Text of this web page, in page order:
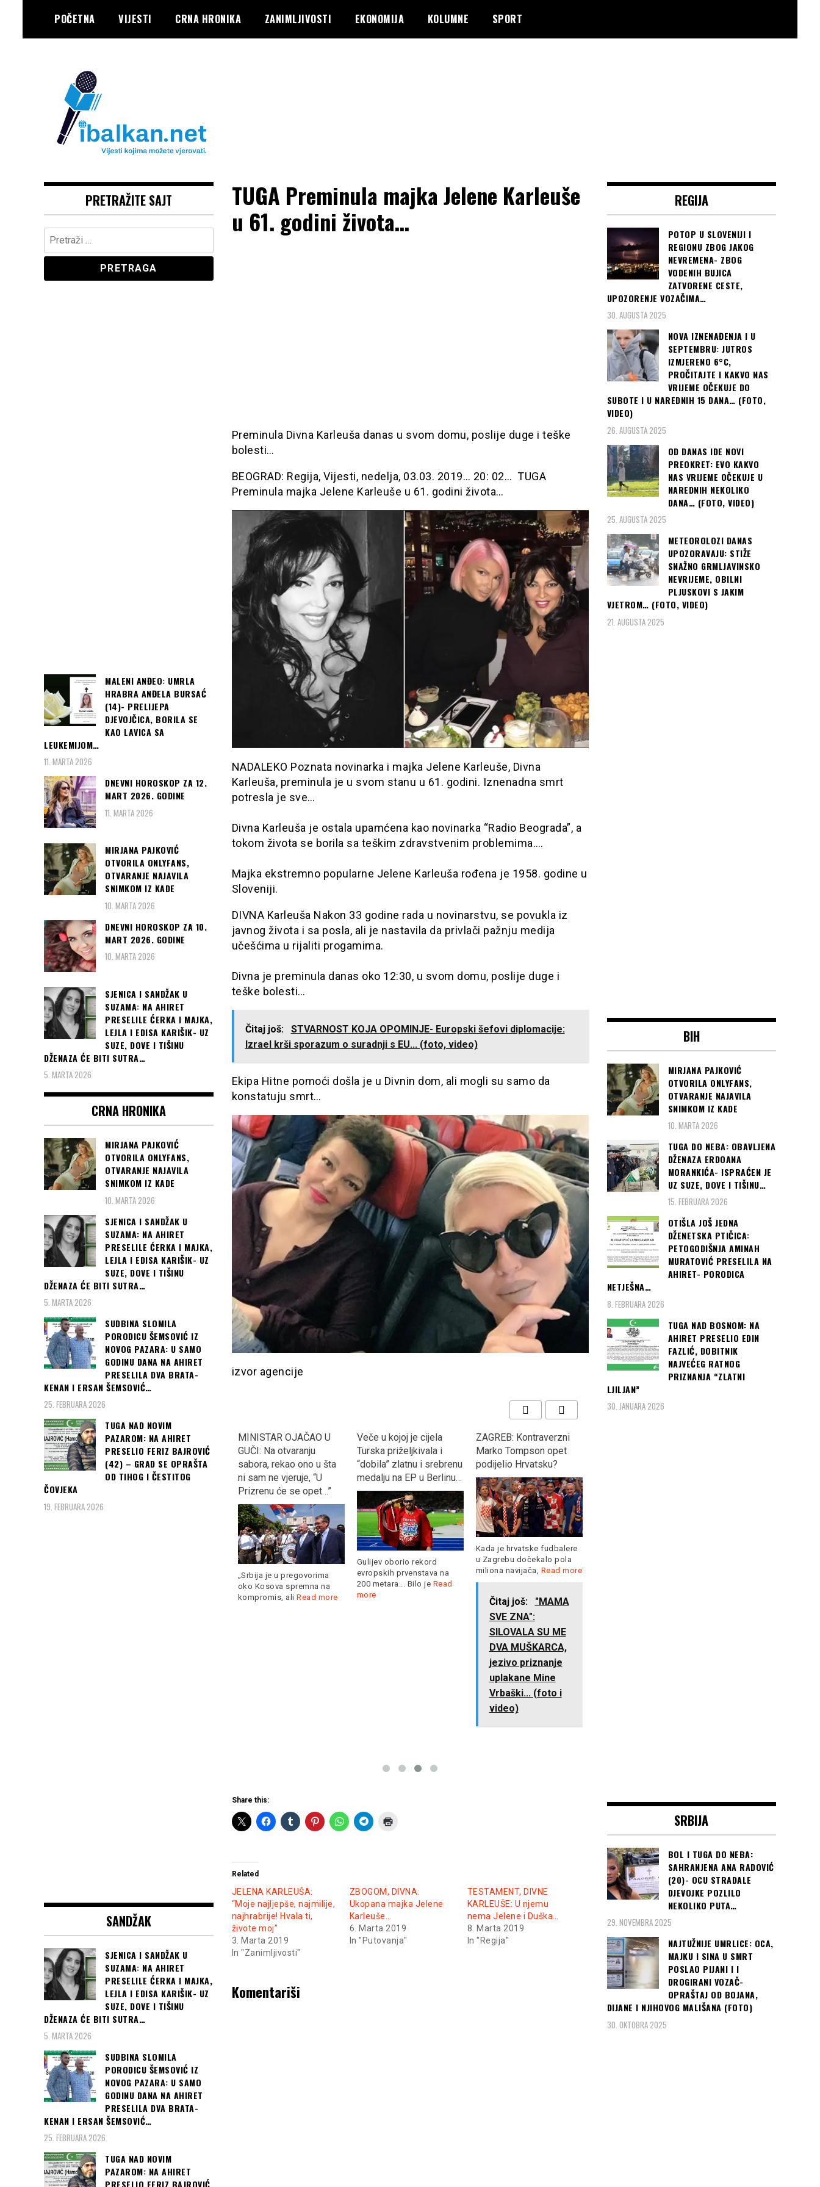
content
POČETNA VIJESTI CRNA HRONIKA ZANIMLJIVOSTI EKONOMIJA KOLUMNE SPORT
IBALKAN
TUGA Preminula majka Jelene Karleuše
u 61. godini života…
Preminula Divna Karleuša danas u svom domu, poslije duge i teške
bolesti…
BEOGRAD: Regija, Vijesti, nedelja, 03.03. 2019… 20: 02… TUGA
Preminula majka Jelene Karleuše u 61. godini života…
NADALEKO Poznata novinarka i majka Jelene Karleuše, Divna
Karleuša, preminula je u svom stanu u 61. godini. Iznenadna smrt
potresla je sve…
Divna Karleuša je ostala upamćena kao novinarka “Radio Beograda”, a
tokom života se borila sa teškim zdravstvenim problemima….
Majka ekstremno popularne Jelene Karleuša rođena je 1958. godine u
Sloveniji.
DIVNA Karleuša Nakon 33 godine rada u novinarstvu, se povukla iz
javnog života i sa posla, ali je nastavila da privlači pažnju medija
učešćima u rijaliti progamima.
Divna je preminula danas oko 12:30, u svom domu, poslije duge i
teške bolesti…
Čitaj još:
STVARNOST KOJA OPOMINJE- Europski šefovi diplomacije:
Izrael krši sporazum o suradnji s EU... (foto, video)
Ekipa Hitne pomoći došla je u Divnin dom, ali mogli su samo da
konstatuju smrt…
izvor agencije
“KOCKASTI” deklasirali
Argentinu s 3:0 i plasirali
se u osminu finala
MINISTAR OJAČAO U
GUČI: Na otvaranju
sabora, rekao ono u šta
ni sam ne vjeruje, “U
Veče u kojoj je cijela
Turska priželjkivala i
“dobila” zlatnu i srebrenu
medalju na EP u Berlinu…
Gulijev oborio rekord
evropskih prvenstava na
200 metara... Bilo jeRead
more
ZAGREB: Kontraverzni
Marko Tompson opet
podijelio Hrvatsku?
Kada je hrvatske fudbalere
u Zagrebu dočekalo pola
miliona navijača,Read more
Čitaj još:
“KOCKASTI” deklasirali
Argentinu s 3:0 i plasirali
se u osminu finala
Svjetskog prvenstva u
Rusiji
Read more
Share this:
Related
JELENA KARLEUŠA:
“Moje najljepše, najmilije,
najhrabrije! Hvala ti,
živote moj”
3. Marta 2019
In "Zanimljivosti"
ZBOGOM, DIVNA:
Ukopana majka Jelene
Karleuše…
6. Marta 2019
In "Putovanja"
TESTAMENT, DIVNE
KARLEUŠE: U njemu
nema Jelene i Duška…
8. Marta 2019
In "Regija"
Komentariši
PRETRAŽITE SAJT
Pretraga:
MALENI ANĐEO: UMRLA
HRABRA ANĐELA BURSAĆ
(14)- PRELIJEPA
DJEVOJČICA, BORILA SE
KAO LAVICA SA
LEUKEMIJOM…
11. MARTA 2026
DNEVNI HOROSKOP ZA 12.
MART 2026. GODINE
11. MARTA 2026
MIRJANA PAJKOVIĆ
OTVORILA ONLYFANS,
OTVARANJE NAJAVILA
SNIMKOM IZ KADE
10. MARTA 2026
DNEVNI HOROSKOP ZA 10.
MART 2026. GODINE
10. MARTA 2026
SJENICA I SANDŽAK U
SUZAMA: NA AHIRET
PRESELILE ĆERKA I MAJKA,
LEJLA I EDISA KARIŠIK- UZ
SUZE, DOVE I TIŠINU
DŽENAZA ĆE BITI SUTRA…
5. MARTA 2026
CRNA HRONIKA
MIRJANA PAJKOVIĆ
OTVORILA ONLYFANS,
OTVARANJE NAJAVILA
SNIMKOM IZ KADE
10. MARTA 2026
SJENICA I SANDŽAK U
SUZAMA: NA AHIRET
PRESELILE ĆERKA I MAJKA,
LEJLA I EDISA KARIŠIK- UZ
SUZE, DOVE I TIŠINU
DŽENAZA ĆE BITI SUTRA…
5. MARTA 2026
SUDBINA SLOMILA
PORODICU ŠEMSOVIĆ IZ
NOVOG PAZARA: U SAMO
GODINU DANA NA AHIRET
PRESELILA DVA BRATA-
KENAN I ERSAN ŠEMSOVIĆ…
25. FEBRUARA 2026
TUGA NAD NOVIM
PAZAROM: NA AHIRET
PRESELIO FERIZ BAJROVIĆ
(42) – GRAD SE OPRAŠTA
OD TIHOG I ČESTITOG
ČOVJEKA
19. FEBRUARA 2026
SANDŽAK
SJENICA I SANDŽAK U
SUZAMA: NA AHIRET
PRESELILE ĆERKA I MAJKA,
LEJLA I EDISA KARIŠIK- UZ
SUZE, DOVE I TIŠINU
DŽENAZA ĆE BITI SUTRA…
5. MARTA 2026
SUDBINA SLOMILA
PORODICU ŠEMSOVIĆ IZ
NOVOG PAZARA: U SAMO
GODINU DANA NA AHIRET
PRESELILA DVA BRATA-
KENAN I ERSAN ŠEMSOVIĆ…
25. FEBRUARA 2026
TUGA NAD NOVIM
PAZAROM: NA AHIRET
REGIJA
POTOP U SLOVENIJI I
REGIONU ZBOG JAKOG
NEVREMENA- ZBOG
VODENIH BUJICA
ZATVORENE CESTE,
UPOZORENJE VOZAČIMA…
30. AUGUSTA 2025
NOVA IZNENAĐENJA I U
SEPTEMBRU: JUTROS
IZMJERENO 6°C,
PROČITAJTE I KAKVO NAS
VRIJEME OČEKUJE DO
SUBOTE I U NAREDNIH 15 DANA… (FOTO,
VIDEO)
26. AUGUSTA 2025
OD DANAS IDE NOVI
PREOKRET: EVO KAKVO
NAS VRIJEME OČEKUJE U
NAREDNIH NEKOLIKO
DANA… (FOTO, VIDEO)
25. AUGUSTA 2025
METEOROLOZI DANAS
UPOZORAVAJU: STIŽE
SNAŽNO GRMLJAVINSKO
NEVRIJEME, OBILNI
PLJUSKOVI S JAKIM
VJETROM… (FOTO, VIDEO)
21. AUGUSTA 2025
BIH
MIRJANA PAJKOVIĆ
OTVORILA ONLYFANS,
OTVARANJE NAJAVILA
SNIMKOM IZ KADE
10. MARTA 2026
TUGA DO NEBA: OBAVLJENA
DŽENAZA ERDOANA
MORANKIĆA- ISPRAĆEN JE
UZ SUZE, DOVE I TIŠINU…
15. FEBRUARA 2026
OTIŠLA JOŠ JEDNA
DŽENETSKA PTIČICA:
PETOGODIŠNJA AMINAH
MURATOVIĆ PRESELILA NA
AHIRET- PORODICA
NETJEŠNA…
8. FEBRUARA 2026
TUGA NAD BOSNOM: NA
AHIRET PRESELIO EDIN
FAZLIĆ, DOBITNIK
NAJVEĆEG RATNOG
PRIZNANJA “ZLATNI
LJILJAN”
30. JANUARA 2026
SRBIJA
BOL I TUGA DO NEBA:
SAHRANJENA ANA RADOVIĆ
(20)- OCU STRADALE
DJEVOJKE POZLILO
NEKOLIKO PUTA…
29. NOVEMBRA 2025
NAJTUŽNIJE UMRLICE: OCA,
MAJKU I SINA U SMRT
POSLAO PIJANI I I
DROGIRANI VOZAČ-
OPRAŠTAJ OD BOJANA,
DIJANE I NJIHOVOG MALIŠANA (FOTO)
30. OKTOBRA 2025